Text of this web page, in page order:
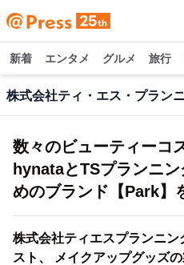
新着 エンタメ グルメ 旅行
株式会社ティ・エス・プラン
数々のビューティーコ
hynataとTSプランニ
めのブランド【Park】
株式会社ティエスプランニ
スト、 メイクアップグッズ